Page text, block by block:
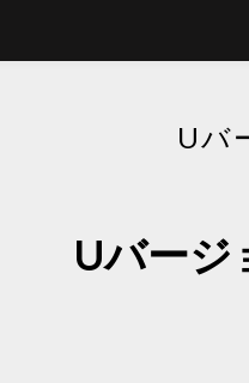
Uバ
Uバージ